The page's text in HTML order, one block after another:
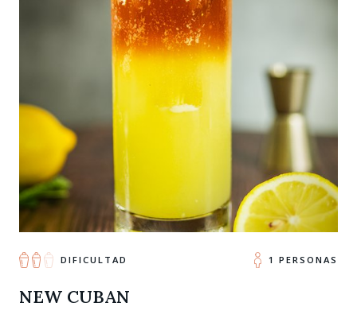
DIFICULTAD 1 PERSONAS
NEW CUBAN